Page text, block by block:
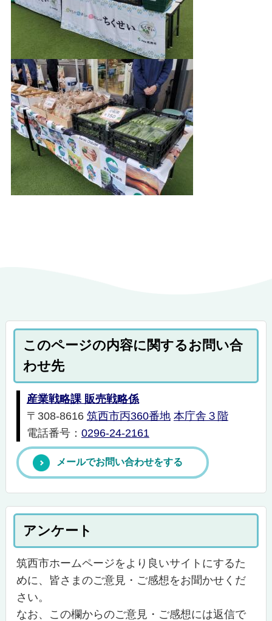
このページの内容に関するお問い合
わせ先
産業戦略課 販売戦略係
〒308-8616 筑西市丙360番地 本庁舎３階
電話番号： 0296-24-2161
メールでお問い合わせをする
アンケート
筑西市ホームページをより良いサイトにするた
めに、皆さまのご意見・ご感想をお聞かせくだ
さい。
なお、この欄からのご意見・ご感想には返信で